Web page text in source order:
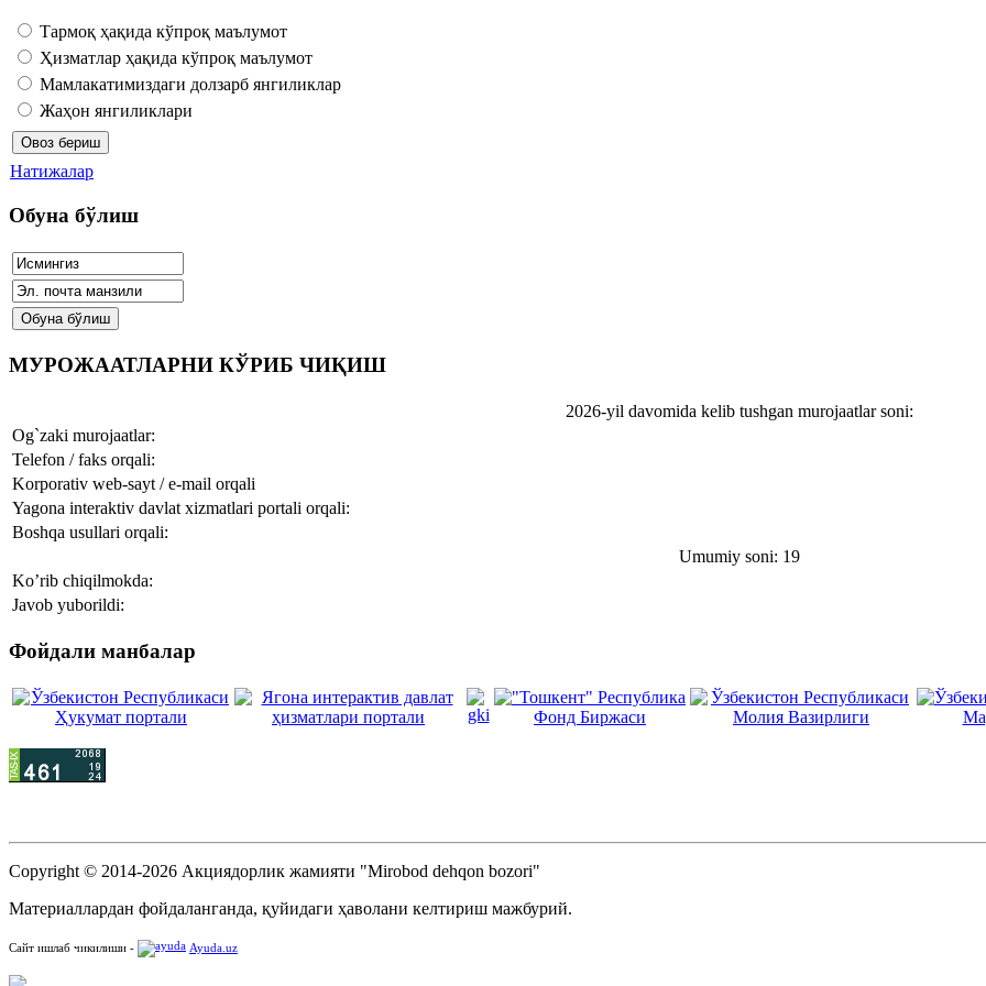
Тармоқ ҳақида кўпроқ маълумот
Ҳизматлар ҳақида кўпроқ маълумот
Мамлакатимиздаги долзарб янгиликлар
Жаҳон янгиликлари
Натижалар
Обуна бўлиш
МУРОЖААТЛАРНИ КЎРИБ ЧИҚИШ
2026-yil davomida kelib tushgan murojaatlar soni:
Og`zaki murojaatlar:
Telefon / faks orqali:
Korporativ web-sayt / e-mail orqali
Yagona interaktiv davlat xizmatlari portali orqali:
Boshqa usullari orqali:
Umumiy soni: 19
Ko’rib chiqilmokda:
Javob yuborildi:
Фойдали манбалар
Copyright © 2014-2026 Акциядорлик жамияти "Mirobod dehqon bozori"
Материаллардан фойдаланганда, қуйидаги ҳаволани келтириш мажбурий.
Сайт ишлаб чикилиши - Ayuda.uz